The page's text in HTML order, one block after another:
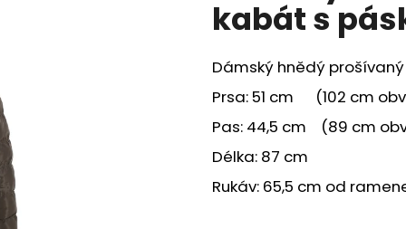
kabát s
Dámský hnědý
Prsa: 51 cm (102 cm
Pas: 44,5 cm (89 cm
Délka: 87 cm
Rukáv: 65,5 cm od